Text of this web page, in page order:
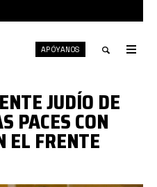
search
APÓYANOS
JUDÍO DE
PACES CON
EL FRENTE